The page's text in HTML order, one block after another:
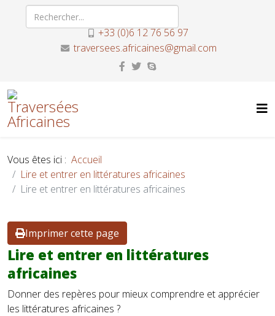
+33 (0)6 12 76 56 97
traversees.africaines@gmail.com
Vous êtes ici : Accueil
Lire et entrer en littératures africaines
Lire et entrer en littératures africaines
Imprimer cette page
Lire et entrer en littératures
africaines
Donner des repères pour mieux comprendre et apprécier
les littératures africaines ?